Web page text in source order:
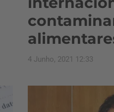
4 Junho, 2021 12:33